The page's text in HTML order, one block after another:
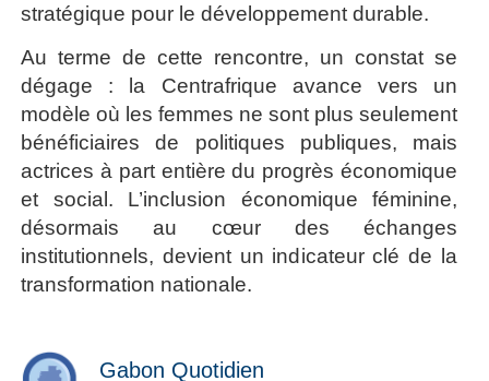
stratégique pour le développement durable.
Au terme de cette rencontre, un constat se
dégage : la Centrafrique avance vers un
modèle où les femmes ne sont plus seulement
bénéficiaires de politiques publiques, mais
actrices à part entière du progrès économique
et social. L’inclusion économique féminine,
désormais au cœur des échanges
institutionnels, devient un indicateur clé de la
transformation nationale.
Gabon Quotidien